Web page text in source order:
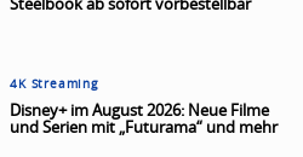
Steelbook ab sofort vorbestellbar
4K Streaming
Disney+ im August 2026: Neue Filme
und Serien mit „Futurama“ und mehr